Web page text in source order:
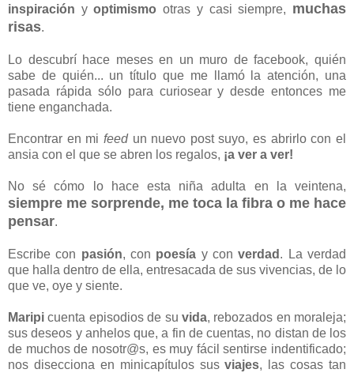
inspiración yoptimismo otras y casi siempre, muchas
risas.
Lo descubrí hace meses en un muro de facebook, quién
sabe de quién... un título que me llamó la atención, una
pasada rápida sólo para curiosear y desde entonces me
tiene enganchada.
Encontrar en mi feedun nuevo post suyo, es abrirlo con el
ansia con el que se abren los regalos, ¡a ver a ver!
No sé cómo lo hace esta niña adulta en la veintena,
siempre me sorprende, me toca la fibra o me hace
pensar.
Escribe con pasión, con poesía y converdad . La verdad
que halla dentro de ella, entresacada de sus vivencias, de lo
que ve, oye y siente.
Maripi cuenta episodios de su vida, rebozados en moraleja;
sus deseos y anhelos que, a fin de cuentas, no distan de los
de muchos de nosotr@s, es muy fácil sentirse indentificado;
nos disecciona en minicapítulos susviajes, las cosas tan